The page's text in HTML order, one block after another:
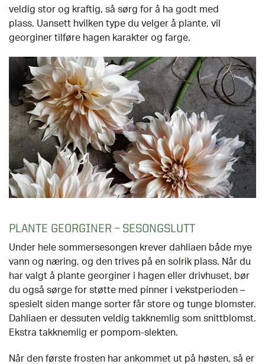
veldig stor og kraftig, så sørg for å ha godt med
plass. Uansett hvilken type du velger å plante, vi
georginer tilføre hagen karakter og farge.
PLANTE GEORGINER – SESONGSLUTT
Under hele sommersesongen krever dahliaen både mye
vann og næring, og den trives på en solrik plass. Når du
har valgt å plante georginer i hagen eller drivhuset, bør
du også sørge for støtte med pinner i vekstperioden –
spesielt siden mange sorter får store og tunge blomster.
Dahliaen er dessuten veldig takknemlig som snittblomst.
Ekstra takknemlig er pompom-slekten.
Når den første frosten har ankommet ut på høsten, så er